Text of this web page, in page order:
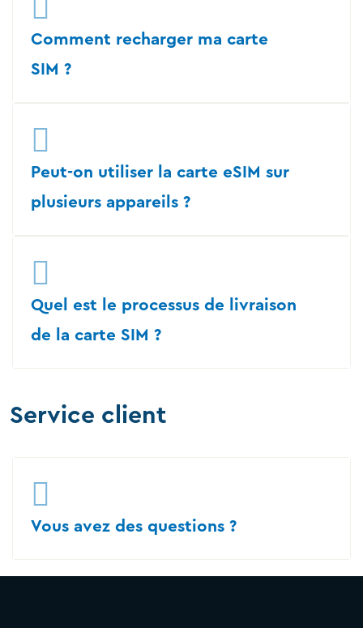
Comment recharger ma carte
SIM ?
Peut-on utiliser la carte eSIM sur
plusieurs appareils ?
Quel est le processus de livraison
de la carte SIM ?
Service client
Vous avez des questions ?